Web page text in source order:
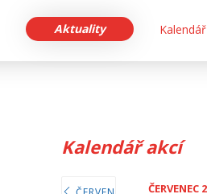
Aktuality Kalendář
Kalendář akcí
ČERVENEC